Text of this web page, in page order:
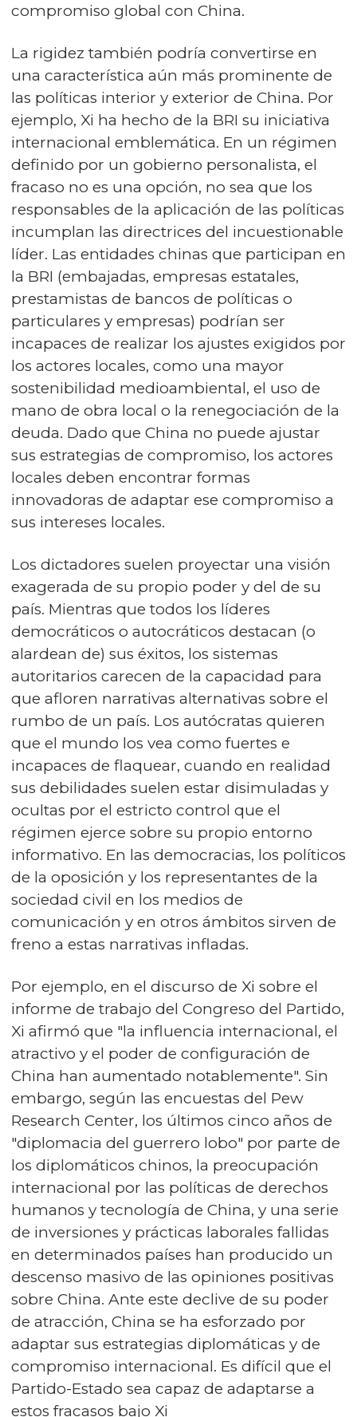
compromiso global con China.
La rigidez también podría convertirse en
una característica aún más prominente de
las políticas interior y exterior de China. Por
ejemplo, Xi ha hecho de la BRI su iniciativa
internacional emblemática. En un régimen
definido por un gobierno personalista, el
fracaso no es una opción, no sea que los
responsables de la aplicación de las políticas
incumplan las directrices del incuestionable
líder. Las entidades chinas que participan en
la BRI (embajadas, empresas estatales,
prestamistas de bancos de políticas o
particulares y empresas) podrían ser
incapaces de realizar los ajustes exigidos por
los actores locales, como una mayor
sostenibilidad medioambiental, el uso de
mano de obra local o la renegociación de la
deuda. Dado que China no puede ajustar
sus estrategias de compromiso, los actores
locales deben encontrar formas
innovadoras de adaptar ese compromiso a
sus intereses locales.
Los dictadores suelen proyectar una visión
exagerada de su propio poder y del de su
país. Mientras que todos los líderes
democráticos o autocráticos destacan (o
alardean de) sus éxitos, los sistemas
autoritarios carecen de la capacidad para
que afloren narrativas alternativas sobre el
rumbo de un país. Los autócratas quieren
que el mundo los vea como fuertes e
incapaces de flaquear, cuando en realidad
sus debilidades suelen estar disimuladas y
ocultas por el estricto control que el
régimen ejerce sobre su propio entorno
informativo. En las democracias, los políticos
de la oposición y los representantes de la
sociedad civil en los medios de
comunicación y en otros ámbitos sirven de
freno a estas narrativas infladas.
Por ejemplo, en el discurso de Xi sobre el
informe de trabajo del Congreso del Partido,
Xi afirmó que "la influencia internacional, el
atractivo y el poder de configuración de
China han aumentado notablemente". Sin
embargo, según las encuestas del Pew
Research Center, los últimos cinco años de
"diplomacia del guerrero lobo" por parte de
los diplomáticos chinos, la preocupación
internacional por las políticas de derechos
humanos y tecnología de China, y una serie
de inversiones y prácticas laborales fallidas
en determinados países han producido un
descenso masivo de las opiniones positivas
sobre China. Ante este declive de su poder
de atracción, China se ha esforzado por
adaptar sus estrategias diplomáticas y de
compromiso internacional. Es difícil que el
Partido-Estado sea capaz de adaptarse a
estos fracasos bajo Xi